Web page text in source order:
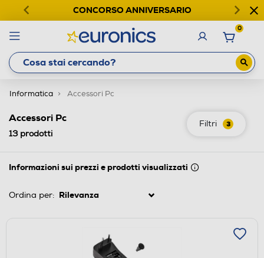
CONCORSO ANNIVERSARIO
0
Informatica Accessori Pc
Filtri 3
Accessori Pc
13prodotti
Informazioni sui prezzi e prodotti visualizzati
Ordina per: